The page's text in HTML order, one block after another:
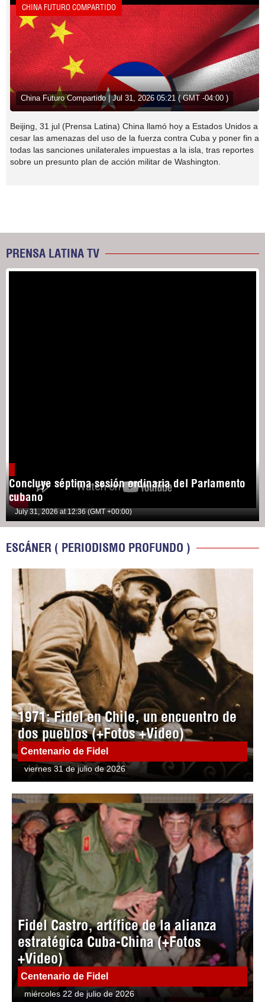
CHINA FUTURO COMPARTIDO
China Futuro Compartido | Jul 31, 2026 05:21 ( GMT -04:00 )
Beijing, 31 jul (Prensa Latina) China llamó hoy a Estados Unidos a
cesar las amenazas del uso de la fuerza contra Cuba y poner fin a
todas las sanciones unilaterales impuestas a la isla, tras reportes
sobre un presunto plan de acción militar de Washington.
PRENSA LATINA TV
Concluye séptima sesión ordinaria del Parlamento
cubano
July 31, 2026 at 12:36 (GMT +00:00)
ESCÁNER ( PERIODISMO PROFUNDO )
1971: Fidel en Chile, un encuentro de
dos pueblos (+Fotos +Video)
Centenario de Fidel
viernes 31 de julio de 2026
Fidel Castro, artífice de la alianza
estratégica Cuba-China (+Fotos
+Video)
Centenario de Fidel
miércoles 22 de julio de 2026